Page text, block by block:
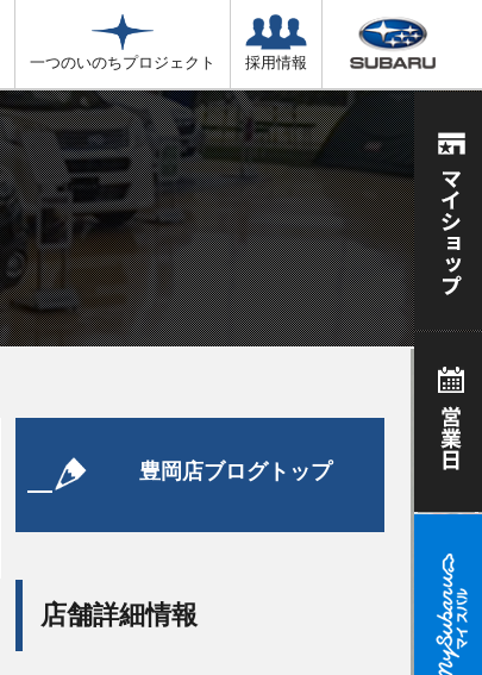
一つのいのちプロジェクト 採用情報
豊岡店ブログトップ
店舗詳細情報